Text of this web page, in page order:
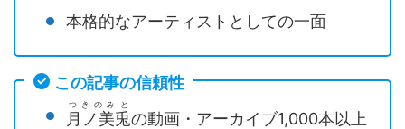
本格的なアーティストとしての一面
この記事の信頼性
月ノ美兎
つきのみと
の動画・アーカイブ1,000本以上